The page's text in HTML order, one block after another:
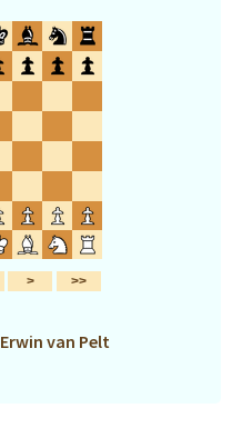
Erwin van Pelt